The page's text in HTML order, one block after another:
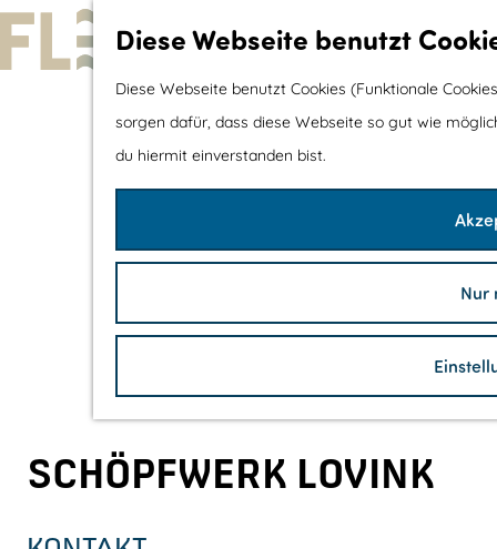
Diese Webseite benutzt
Diese Webseite benutzt Cookies (Funktionale
sorgen dafür, dass diese Webseite so gut wie
du hiermit einverstanden bist.
Nur
SCHÖPFWERK LOVINK